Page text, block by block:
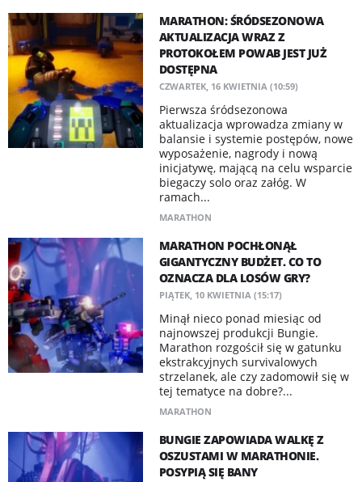
MARATHON: ŚRÓDSEZONOWA
AKTUALIZACJA WRAZ Z
PROTOKOŁEM POWAB JEST JUŻ
DOSTĘPNA
CZWARTEK, 16 KWIETNIA (10:59)
Pierwsza śródsezonowa
aktualizacja wprowadza zmiany w
balansie i systemie postępów, nowe
wyposażenie, nagrody i nową
inicjatywę, mającą na celu wsparcie
biegaczy solo oraz załóg. W
ramach...
MARATHON
MARATHON POCHŁONĄŁ
GIGANTYCZNY BUDŻET. CO TO
OZNACZA DLA LOSÓW GRY?
PIĄTEK, 10 KWIETNIA (15:17)
Minął nieco ponad miesiąc od
najnowszej produkcji Bungie.
Marathon rozgościł się w gatunku
ekstrakcyjnych survivalowych
strzelanek, ale czy zadomowił się w
tej tematyce na dobre?...
MARATHON
BUNGIE ZAPOWIADA WALKĘ Z
OSZUSTAMI W MARATHONIE.
POSYPIĄ SIĘ BANY